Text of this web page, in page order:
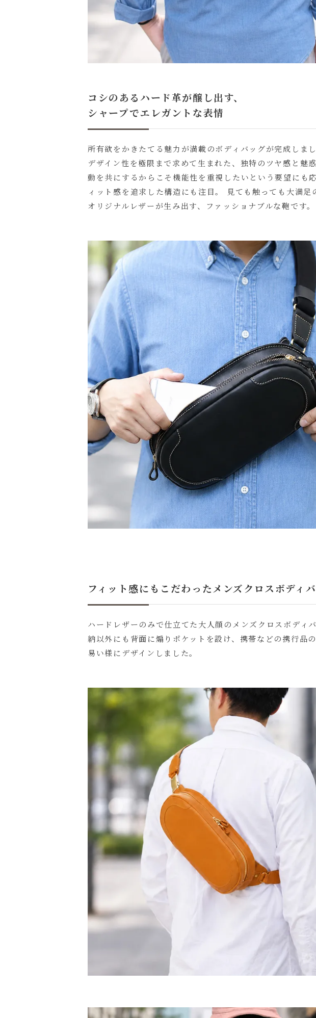
名入れについて
(
必
須
)
名入れ文字はご購入手続きの途中に出
キャメル
チョコ
レッド
コシのあるハード革が醸し出す、
シャープでエレガントな表情
所有欲をかきたてる魅力が満載のボディバッグが完成しま
デザイン性を極限まで求めて生まれた、独特のツヤ感と魅
動を共にするからこそ機能性を重視したいという要望にも
ィット感を追求した構造にも注目。 見ても触っても大満足
オリジナルレザーが生み出す、ファッショナブルな鞄です。
フィット感にもこだわったメンズクロスボディ
ハードレザーのみで仕立てた大人顔のメンズクロスボディ
納以外にも背面に煽りポケットを設け、携帯などの携行品
易い様にデザインしました。